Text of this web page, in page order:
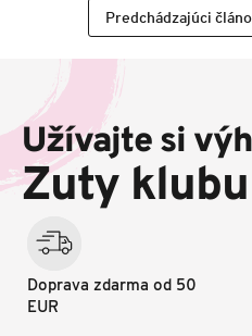
Predchádzajúci
ä
i
Užívajte si
Zuty klubu
Doprava zdarma od 50
EUR